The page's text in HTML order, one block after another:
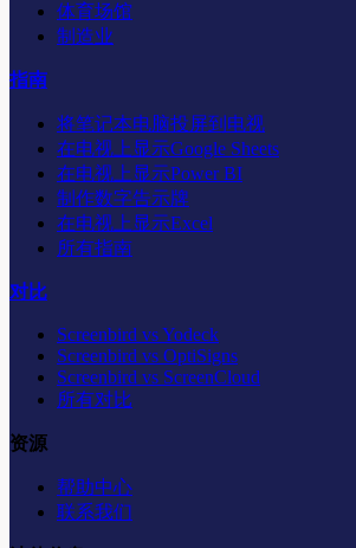
体育场馆
制造业
指南
将笔记本电脑投屏到电视
在电视上显示Google Sheets
在电视上显示Power BI
制作数字告示牌
在电视上显示Excel
所有指南
对比
Screenbird vs Yodeck
Screenbird vs OptiSigns
Screenbird vs ScreenCloud
所有对比
资源
帮助中心
联系我们